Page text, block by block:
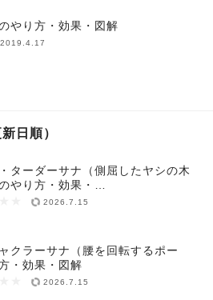
やり方・効果・図解
日順）
ターダーサナ（側屈したヤシの木
やり方・効果・…
2026.7.15
クラーサナ（腰を回転するポー
・効果・図解
2026.7.15